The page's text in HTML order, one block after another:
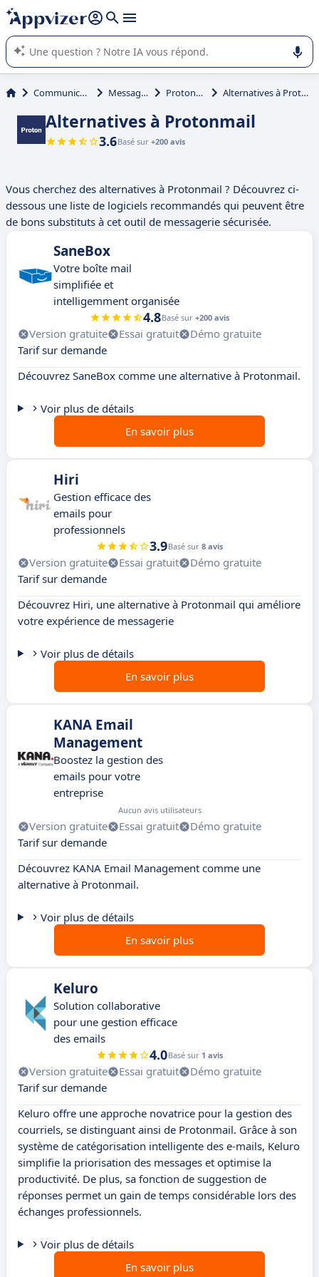
répondre (plusieurs lignes avec
L'IA de Appvizer vous guide dans l'utilisation ou la sélection de
logiciel SaaS en entreprise.
Communication Messagerie Protonmail Alternatives à Protonmail
Alternatives à Protonmail
3.6Basé sur +200 avis
Vous cherchez des alternatives à Protonmail ? Découvrez ci-
dessous une liste de logiciels recommandés qui peuvent être
de bons substituts à cet outil de messagerie sécurisée.
SaneBox
Votre boîte mail
simplifiée et
intelligemment organisée
4.8Basé sur +200 avis
Version gratuite Essai gratuit
Démo gratuite
Tarif sur demande
Découvrez SaneBox comme une alternative à Protonmail.
Voir plus de détails
En savoir plus
Hiri
Gestion efficace des
emails pour
professionnels
3.9Basé sur 8 avis
Version gratuite Essai gratuit
Démo gratuite
Tarif sur demande
Découvrez Hiri, une alternative à Protonmail qui améliore
votre expérience de messagerie
Voir plus de détails
En savoir plus
KANA Email
Management
Boostez la gestion des
emails pour votre
entreprise
Aucun avis utilisateurs
Version gratuite Essai gratuit
Démo gratuite
Tarif sur demande
Découvrez KANA Email Management comme une
alternative à Protonmail.
Voir plus de détails
En savoir plus
Keluro
Solution collaborative
pour une gestion efficace
des emails
4.0Basé sur 1 avis
Version gratuite Essai gratuit
Démo gratuite
Tarif sur demande
Keluro offre une approche novatrice pour la gestion des
courriels, se distinguant ainsi de Protonmail. Grâce à son
système de catégorisation intelligente des e-mails, Keluro
simplifie la priorisation des messages et optimise la
productivité. De plus, sa fonction de suggestion de
réponses permet un gain de temps considérable lors des
échanges professionnels.
Voir plus de détails
En savoir plus